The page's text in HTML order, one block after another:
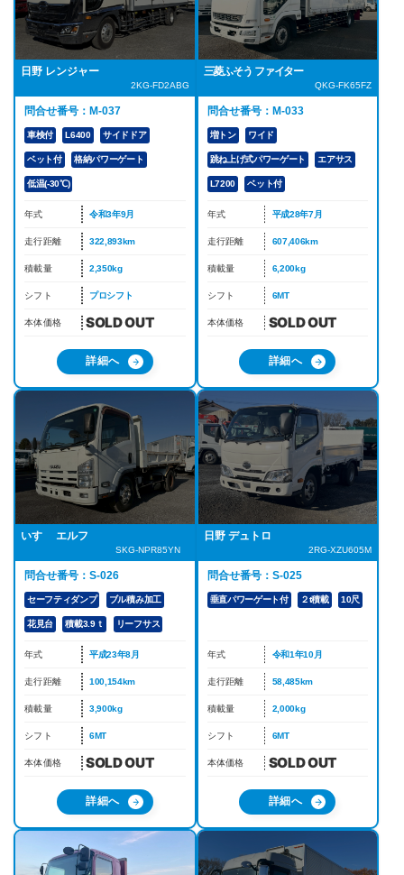
日野 レンジャー
2KG-FD2ABG
問合せ番号：M-037
車検付 L6400 サイドドア
ベット付 格納パワーゲート
低温(-30℃)
年式 令和3年9月
走行距離 322,893km
積載量 2,350kg
シフト プロシフト
本体価格
詳細へ
三菱ふそう ファイター
QKG-FK65FZ
問合せ番号：M-033
増トン ワイド
跳ね上げ式パワーゲート エアサス
L7200 ベット付
年式 平成28年7月
走行距離 607,406km
積載量 6,200kg
シフト 6MT
本体価格
詳細へ
いすゞ エルフ
SKG-NPR85YN
問合せ番号：S-026
セーフティダンプ ブル積み加工
花見台 積載3.9ｔ リーフサス
年式 平成23年8月
走行距離 100,154km
積載量 3,900kg
シフト 6MT
本体価格
詳細へ
日野 デュトロ
2RG-XZU605M
問合せ番号：S-025
垂直パワーゲート付 ２t積載 10尺
年式 令和1年10月
走行距離 58,485km
積載量 2,000kg
シフト 6MT
本体価格
詳細へ